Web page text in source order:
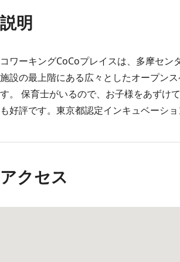
説明
コワーキングCoCoプレイスは、多摩セ
施設の最上階にある広々としたオープン
す。 保育士がいるので、お子様をあずけ
も好評です。東京都認定インキュベーシ
アクセス